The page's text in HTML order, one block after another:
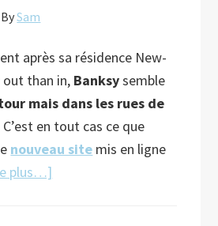
BySam
après sa résidence New-
than in, Banksysemble
mais dans les rues de
en tout cas ce que
nouveau site mis en ligne
plus…]